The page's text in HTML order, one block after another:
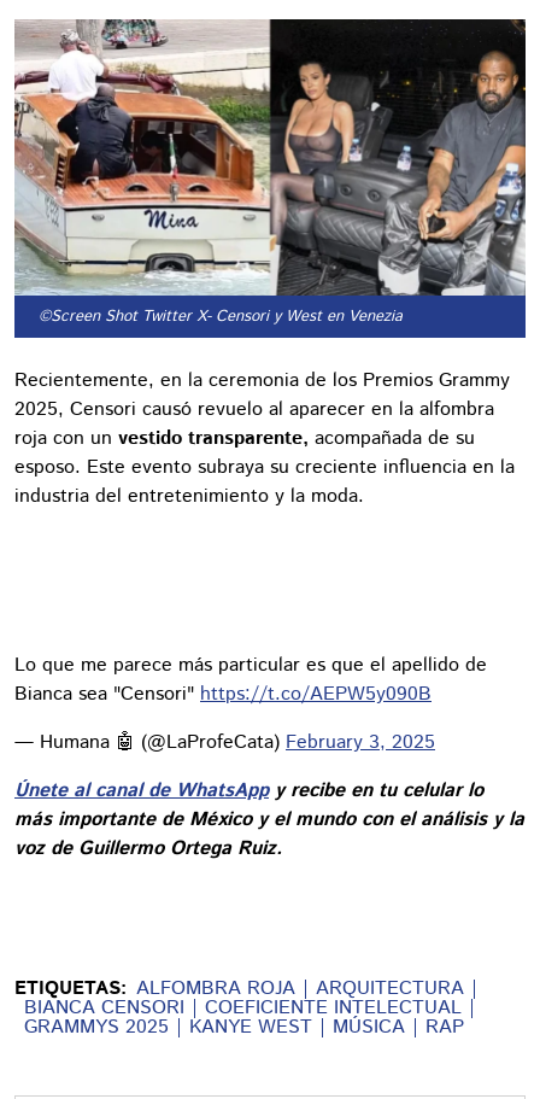
©Screen Shot Twitter X- Censori y West en Venezia
Recientemente, en la ceremonia de los Premios Grammy
2025, Censori causó revuelo al aparecer en la alfombra
roja con un vestido transparente, acompañada de su
esposo. Este evento subraya su creciente influencia en la
industria del entretenimiento y la moda.
Lo que me parece más particular es que el apellido de
Bianca sea "Censori" https://t.co/AEPW5y090B
— Humana 🤖 (@LaProfeCata) February 3, 2025
Únete al canal de WhatsAppy recibe en tu celular lo
más importante de México y el mundo con el análisis y la
voz de Guillermo Ortega Ruiz.
ETIQUETAS: ALFOMBRA ROJA ARQUITECTURA
BIANCA CENSORI COEFICIENTE INTELECTUAL
GRAMMYS 2025 KANYE WEST MÚSICA RAP